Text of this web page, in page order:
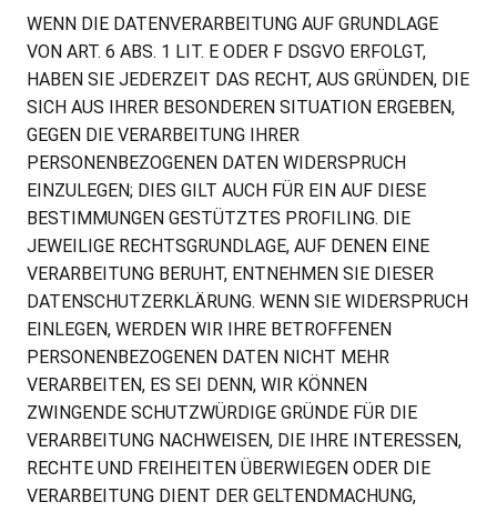
WENN DIE DATENVERARBEITUNG AUF GRUNDLAGE
VON ART. 6 ABS. 1 LIT. E ODER F DSGVO ERFOLGT,
HABEN SIE JEDERZEIT DAS RECHT, AUS GRÜNDEN, DIE
SICH AUS IHRER BESONDEREN SITUATION ERGEBEN,
GEGEN DIE VERARBEITUNG IHRER
PERSONENBEZOGENEN DATEN WIDERSPRUCH
EINZULEGEN; DIES GILT AUCH FÜR EIN AUF DIESE
BESTIMMUNGEN GESTÜTZTES PROFILING. DIE
JEWEILIGE RECHTSGRUNDLAGE, AUF DENEN EINE
VERARBEITUNG BERUHT, ENTNEHMEN SIE DIESER
DATENSCHUTZERKLÄRUNG. WENN SIE WIDERSPRUCH
EINLEGEN, WERDEN WIR IHRE BETROFFENEN
PERSONENBEZOGENEN DATEN NICHT MEHR
VERARBEITEN, ES SEI DENN, WIR KÖNNEN
ZWINGENDE SCHUTZWÜRDIGE GRÜNDE FÜR DIE
VERARBEITUNG NACHWEISEN, DIE IHRE INTERESSEN,
RECHTE UND FREIHEITEN ÜBERWIEGEN ODER DIE
VERARBEITUNG DIENT DER GELTENDMACHUNG,